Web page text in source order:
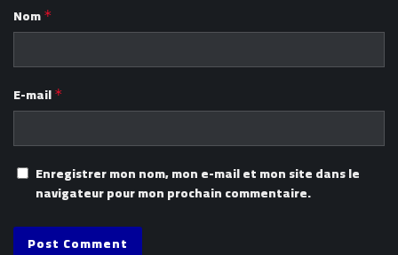
Nom *
E-mail *
Enregistrer mon nom, mon e-mail et mon site dans le
navigateur pour mon prochain commentaire.